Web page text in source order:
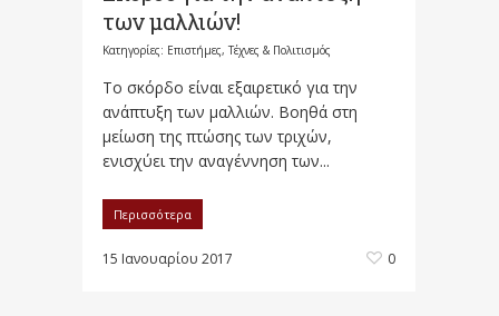
των μαλλιών!
Κατηγορίες: Επιστήμες, Τέχνες & Πολιτισμός
Το σκόρδο είναι εξαιρετικό για την
ανάπτυξη των μαλλιών. Βοηθά στη
μείωση της πτώσης των τριχών,
ενισχύει την αναγέννηση των...
Περισσότερα
15 Ιανουαρίου 2017 0